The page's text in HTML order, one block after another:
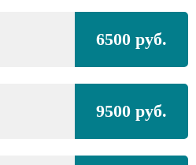
6500 руб.
9500 руб.